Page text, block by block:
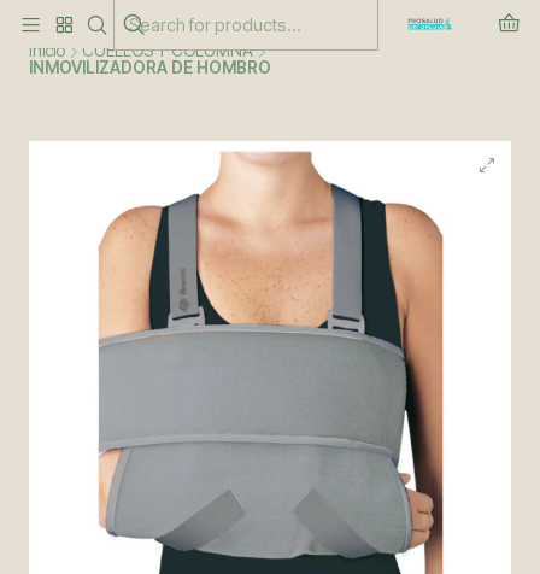
Inicio
CUELLOS Y COLUMNA
INMOVILIZADORA DE HOMBRO